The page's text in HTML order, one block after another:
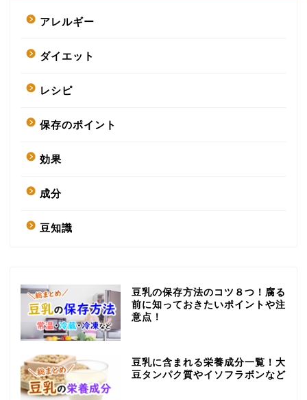
アレルギー
ダイエット
レシピ
保存のポイント
効果
成分
豆知識
豆乳の保存方法のコツ８つ！腐る
前に知っておきたいポイントや注
意点！
豆乳に含まれる栄養成分一覧！大
豆タンパク質やイソフラボンなど